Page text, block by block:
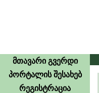
მთავარი გვერდი
პორტალის შესახებ
რეგისტრაცია